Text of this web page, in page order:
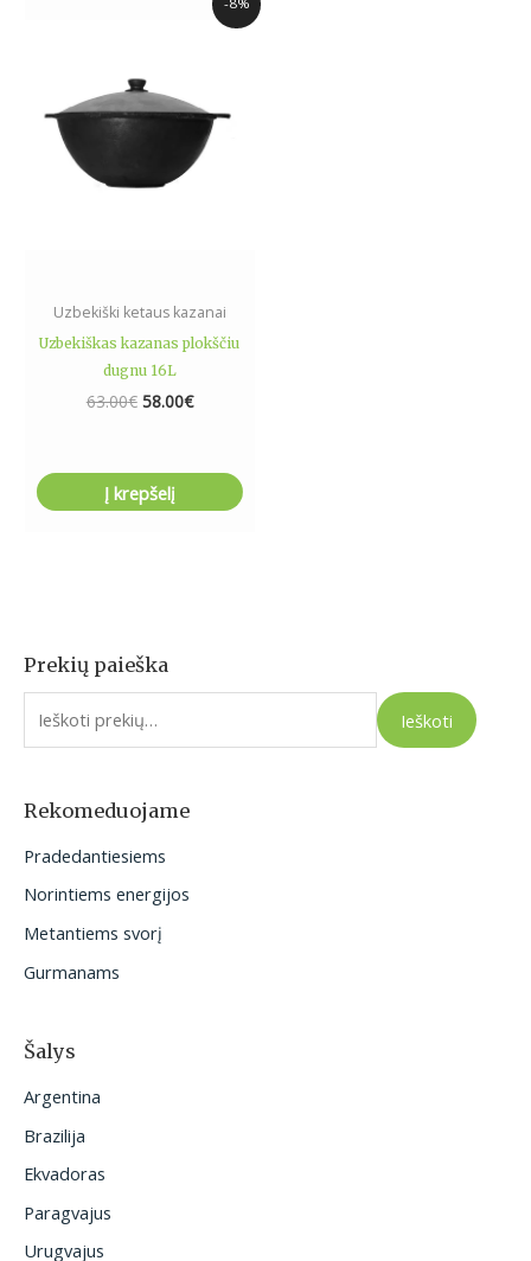
Prekių paieška
I
e
o
:
Ieškoti
Rekomeduojame
Pradedantiesiems
Norintiems energijos
Metantiems svorį
Gurmanams
Šalys
Argentina
Brazilija
Ekvadoras
Paragvajus
Urugvajus
Uzbekiški ketaus kazanai
Uzbekiškas kazanas plokščiu
dugnu 16L
63.00€ 58.00€
price
Į krepšelį